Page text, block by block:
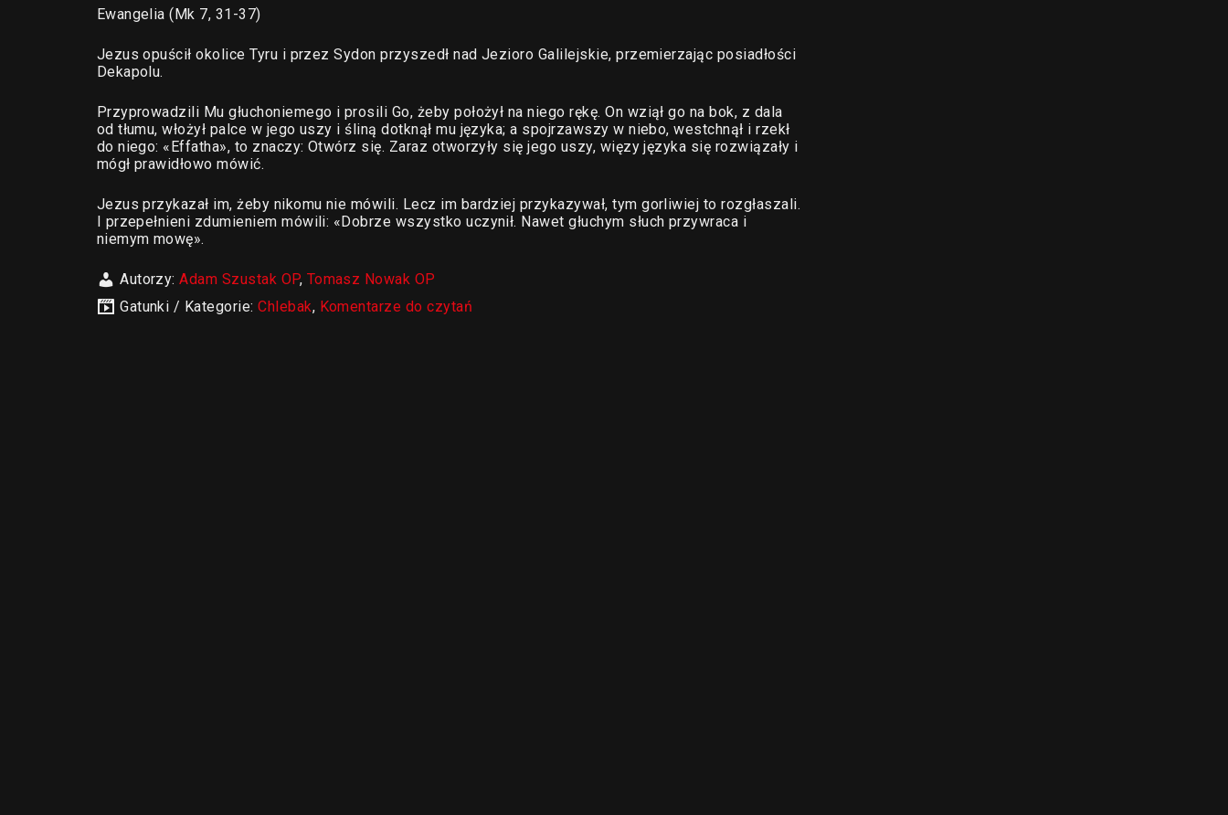
Ewangelia (Mk 7, 31-37)
Jezus opuścił okolice Tyru i przez Sydon przyszedł nad Jezioro Galilejskie, przemierzając posiadłości
Dekapolu.
Przyprowadzili Mu głuchoniemego i prosili Go, żeby położył na niego rękę. On wziął go na bok, z dala
od tłumu, włożył palce w jego uszy i śliną dotknął mu języka; a spojrzawszy w niebo, westchnął i rzekł
do niego: «Effatha», to znaczy: Otwórz się. Zaraz otworzyły się jego uszy, więzy języka się rozwiązały i
mógł prawidłowo mówić.
Jezus przykazał im, żeby nikomu nie mówili. Lecz im bardziej przykazywał, tym gorliwiej to rozgłaszali.
I przepełnieni zdumieniem mówili: «Dobrze wszystko uczynił. Nawet głuchym słuch przywraca i
niemym mowę».
Autorzy:Adam Szustak OP, Tomasz Nowak OP
Gatunki / Kategorie:Chlebak, Komentarze do czytań